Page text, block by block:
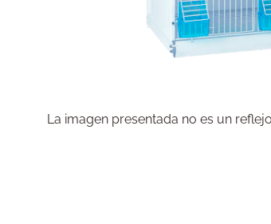
La imagen presentada no es un